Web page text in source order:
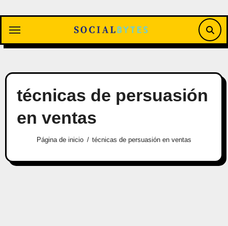
contenido
técnicas de persuasión
en ventas
Página de inicio técnicas de persuasión en ventas